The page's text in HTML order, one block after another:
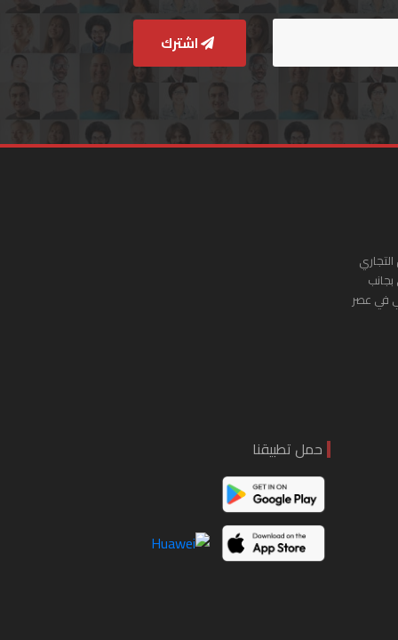
اشترك
في عصر
حمل تطبيقنا